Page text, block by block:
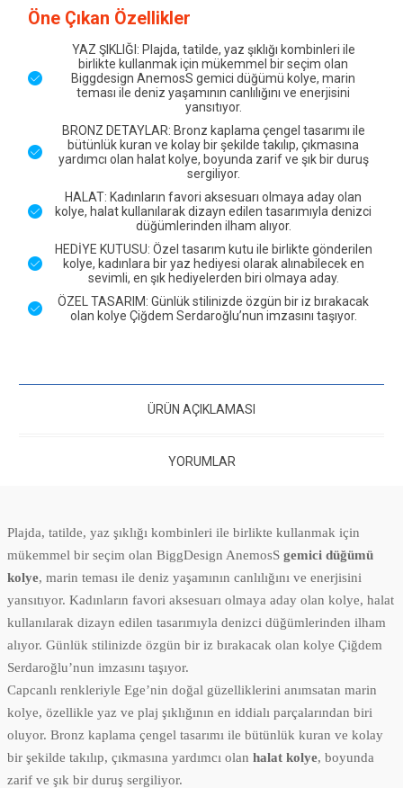
Öne Çıkan Özellikler
YAZ ŞIKLIĞI: Plajda, tatilde, yaz şıklığı kombinleri ile
birlikte kullanmak için mükemmel bir seçim olan
Biggdesign AnemosS gemici düğümü kolye, marin
teması ile deniz yaşamının canlılığını ve enerjisini
yansıtıyor.
BRONZ DETAYLAR: Bronz kaplama çengel tasarımı ile
bütünlük kuran ve kolay bir şekilde takılıp, çıkmasına
yardımcı olan halat kolye, boyunda zarif ve şık bir duruş
sergiliyor.
HALAT: Kadınların favori aksesuarı olmaya aday olan
kolye, halat kullanılarak dizayn edilen tasarımıyla denizci
düğümlerinden ilham alıyor.
HEDİYE KUTUSU: Özel tasarım kutu ile birlikte gönderilen
kolye, kadınlara bir yaz hediyesi olarak alınabilecek en
sevimli, en şık hediyelerden biri olmaya aday.
ÖZEL TASARIM: Günlük stilinizde özgün bir iz bırakacak
olan kolye Çiğdem Serdaroğlu’nun imzasını taşıyor.
ÜRÜN AÇIKLAMASI
YORUMLAR
Plajda, tatilde, yaz şıklığı kombinleri ile birlikte kullanmak için
mükemmel bir seçim olan BiggDesign AnemosSgemici düğümü
kolye, marin teması ile deniz yaşamının canlılığını ve enerjisini
yansıtıyor. Kadınların favori aksesuarı olmaya aday olan kolye, halat
kullanılarak dizayn edilen tasarımıyla denizci düğümlerinden ilham
alıyor. Günlük stilinizde özgün bir iz bırakacak olan kolye Çiğdem
Serdaroğlu’nun imzasını taşıyor.
Capcanlı renkleriyle Ege’nin doğal güzelliklerini anımsatan marin
kolye, özellikle yaz ve plaj şıklığının en iddialı parçalarından biri
oluyor. Bronz kaplama çengel tasarımı ile bütünlük kuran ve kolay
bir şekilde takılıp, çıkmasına yardımcı olanhalat kolye, boyunda
zarif ve şık bir duruş sergiliyor.